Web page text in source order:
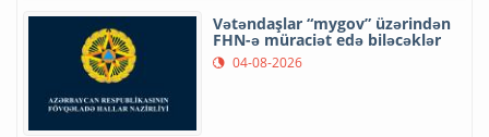
Vətəndaşlar “mygov” üzərindən
FHN-ə müraciət edə biləcəklər
04-08-2026